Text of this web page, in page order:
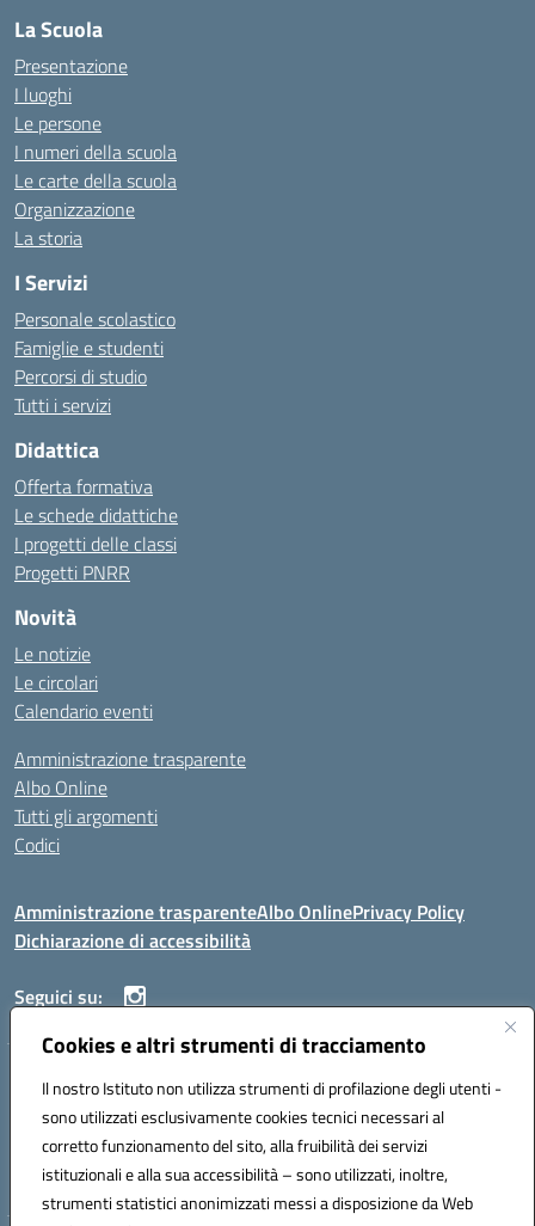
Cookies e altri strumenti di tracciamento
Il nostro Istituto non utilizza strumenti di profilazione degli utenti -
sono utilizzati esclusivamente cookies tecnici necessari al
corretto funzionamento del sito, alla fruibilità dei servizi
istituzionali e alla sua accessibilità – sono utilizzati, inoltre,
strumenti statistici anonimizzati messi a disposizione da Web
La Scuola
Presentazione
I luoghi
Le persone
I numeri della scuola
Le carte della scuola
Organizzazione
La storia
I Servizi
Personale scolastico
Famiglie e studenti
Percorsi di studio
Tutti i servizi
Didattica
Offerta formativa
Le schede didattiche
I progetti delle classi
Progetti PNRR
Novità
Le notizie
Le circolari
Calendario eventi
Amministrazione trasparente
Albo Online
Tutti gli argomenti
Codici
Amministrazione trasparenteAlbo OnlinePrivacy Policy
Dichiarazione di accessibilità
Seguici su:
ISTITUTO ISTRUZIONE SUPERIORE ANGELO ROTH
Codice fiscale: 80004310902 Codice meccanografico: SSIS019006
Telefono: 079951627
Mail: SSIS019006@istruzione.it PEC: SSIS019006@pec.istruzione.it